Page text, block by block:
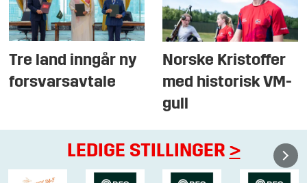
Tre land inngår ny
forsvarsavtale
Norske Kristoffer
med historisk VM-
gull
LEDIGE STILLINGER >